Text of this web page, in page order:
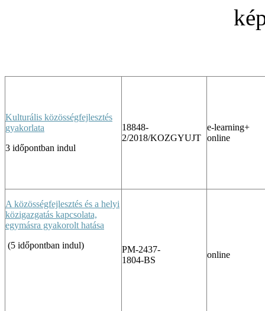
Kulturális közösségfejlesztés
gyakorlata
3 időpontban indul
18848-
2/2018/KOZGYUJT
e-learning+
online
A közösségfejlesztés és a helyi
közigazgatás kapcsolata,
egymásra gyakorolt hatása
(5 időpontban indul)
PM-2437-
1804-BS
online